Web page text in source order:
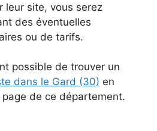
leur site, vous serez
des éventuelles
ou de tarifs.
possible de trouver un
dans le Gard (30) en
de ce département.